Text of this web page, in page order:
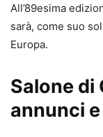
All’89esima
sarà, come suo
Europa.
Salone di
annunci